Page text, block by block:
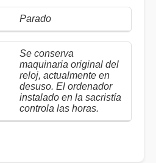
Parado
Se conserva
maquinaria original del
reloj, actualmente en
desuso. El ordenador
instalado en la sacristía
controla las horas.